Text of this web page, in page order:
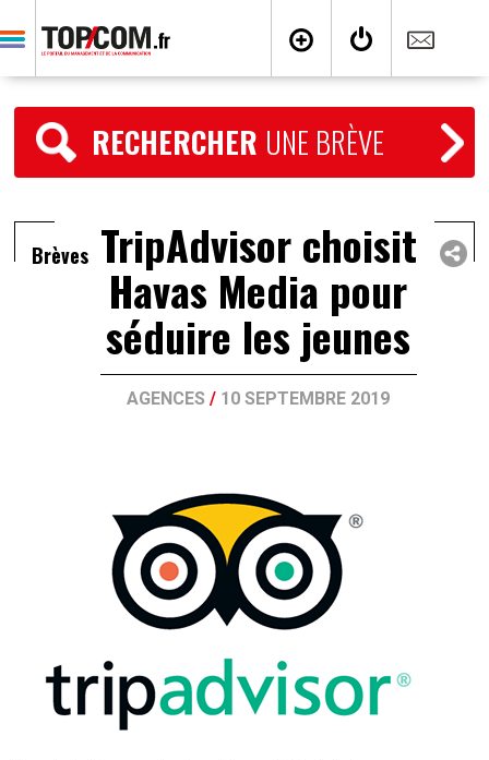
RECHERCHER UNE BRÈVE
Brèves TripAdvisor choisit
Havas Media pour
séduire les jeunes
AGENCES / 10 SEPTEMBRE 2019